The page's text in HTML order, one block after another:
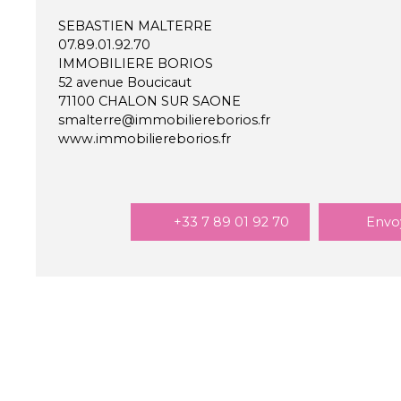
SEBASTIEN MALTERRE
07.89.01.92.70
IMMOBILIERE BORIOS
52 avenue Boucicaut
71100 CHALON SUR SAONE
smalterre@immobiliereborios.fr
www.immobiliereborios.fr
+33 7 89 01 92 70